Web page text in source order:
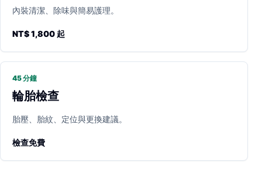
內裝清潔、除味與簡易護理。
NT$ 1,800 起
45 分鐘
輪胎檢查
胎壓、胎紋、定位與更換建議。
檢查免費